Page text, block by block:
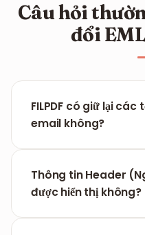
Câu hỏi
đổi
FILPDF có giữ lại
email không?
dung văn bản và định
tệp đính kèm rời sẽ cần
Thông tin Header
được hiển thị không?